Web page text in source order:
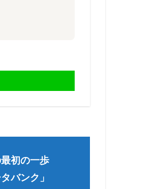
初の一歩
バンク」